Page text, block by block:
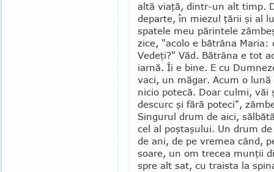
altă viaţă, dintr-un alt timp.
departe, în miezul ţării şi al
spatele meu pă­rin­tele
zice, "acolo e bătrâna
Vedeţi?" Văd. Bătrâna e tot
iarnă. Îi e bine. E cu
vaci, un măgar. Acum o
nicio potecă. Doar culmi, văi
descurc şi fără poteci",
Singurul drum de aici,
cel al poştaşului. Un drum
de ani, de pe vremea când,
soa­re, un om trecea munţii
spre alt sat, cu traista la